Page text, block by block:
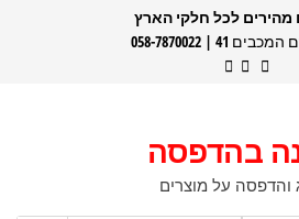
מהירים לכל חלקי הארץ
41 | 058-7870022
בהדפסה
והדפסה על מוצרים